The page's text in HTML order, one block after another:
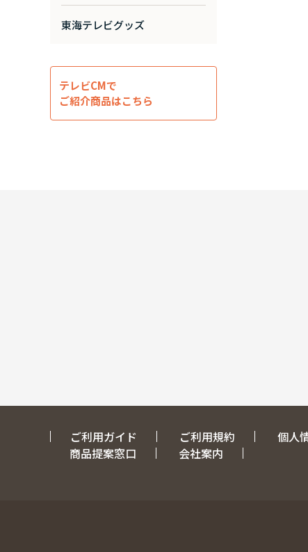
東海テレビグッズ
テレビCMで
ご紹介商品はこちら
ご利用ガイド ご利用規約 個人
商品提案窓口
会社案内